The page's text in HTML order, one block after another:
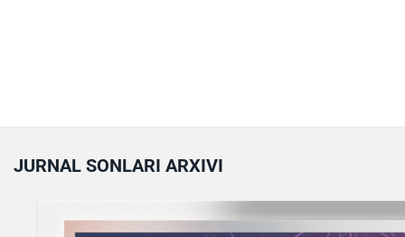
JURNAL SONLARI ARXIVI